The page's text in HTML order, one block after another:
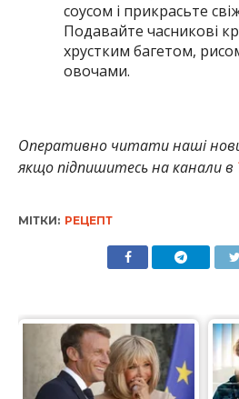
соусом і прикрасьте
Подавайте часникові
хрустким багетом,
овочами.
Оперативно читати наші
якщо підпишитесь на канали в
МІТКИ: РЕЦЕПТ